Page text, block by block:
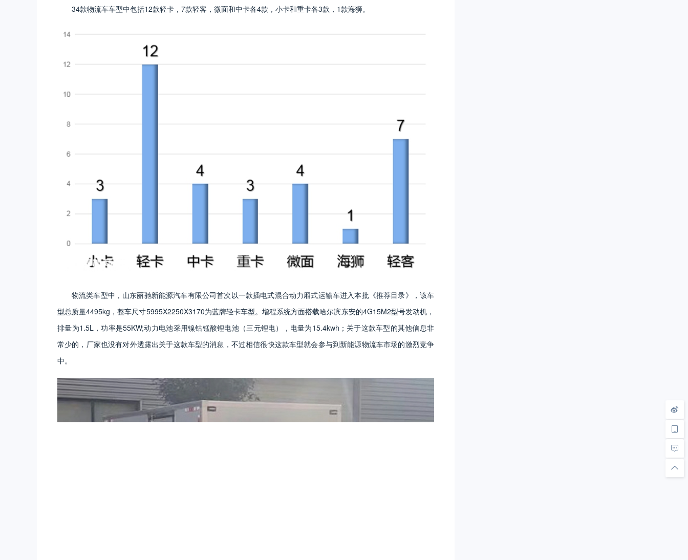
34款物流车车型中包括12款轻卡，7款轻客，微面和中卡各4款，小卡和重卡各3款，1款海狮。
物流类车型中，山东丽驰新能源汽车有限公司首次以一款插电式混合动力厢式运输车进入本批《推荐目录》，该车
型总质量4495kg，整车尺寸5995X2250X3170为蓝牌轻卡车型。增程系统方面搭载哈尔滨东安的4G15M2型号发动机，
排量为1.5L，功率是55KW;动力电池采用镍钴锰酸锂电池（三元锂电），电量为15.4kwh；关于这款车型的其他信息非
常少的，厂家也没有对外透露出关于这款车型的消息，不过相信很快这款车型就会参与到新能源物流车市场的激烈竞争
中。